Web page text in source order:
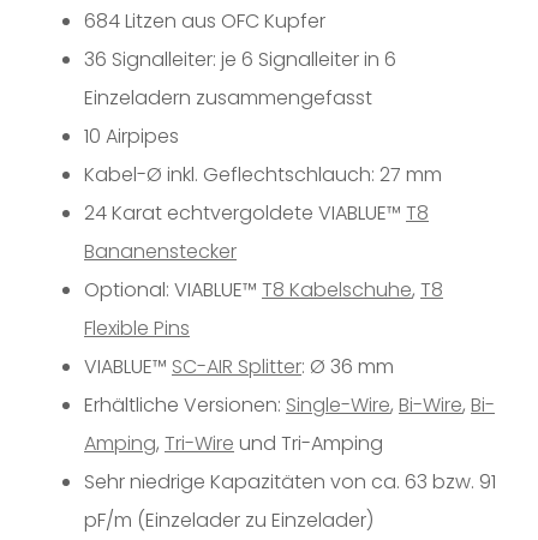
684 Litzen aus OFC Kupfer
36 Signalleiter: je 6 Signalleiter in 6
Einzeladern zusammengefasst
10 Airpipes
Kabel-Ø inkl. Geflechtschlauch: 27 mm
24 Karat echtvergoldete VIABLUE™ T8
Bananenstecker
Optional: VIABLUE™ T8 Kabelschuhe, T8
Flexible Pins
VIABLUE™ SC-AIR Splitter: Ø 36 mm
Erhältliche Versionen: Single-Wire, Bi-Wire, Bi-
Amping, Tri-Wire und Tri-Amping
Sehr niedrige Kapazitäten von ca. 63 bzw. 91
pF/m (Einzelader zu Einzelader)